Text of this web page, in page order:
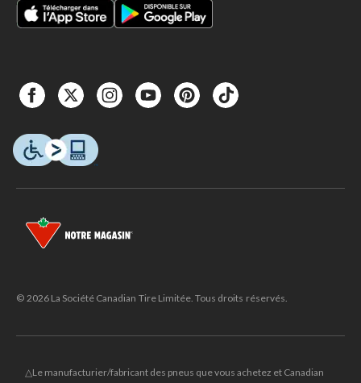
© 2026 La Société Canadian Tire Limitée. Tous droits réservés.
△Le manufacturier/fabricant des pneus que vous achetez et Canadian